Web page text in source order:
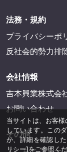
法務・規約
プライバシーポ
反社会的勢力排
会社情報
吉本興業株式会
お問い合わせ
その他
当サイトは、お客
しています。この
か、詳細を確認した
リシー]をご参照く